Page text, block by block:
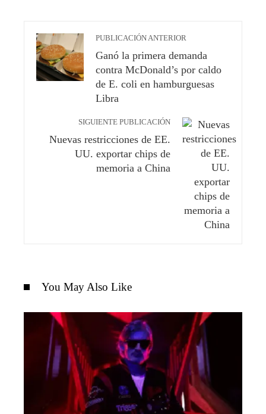
PUBLICACIÓN ANTERIOR
Ganó la primera demanda
contra McDonald’s por caldo
de E. coli en hamburguesas
Libra
SIGUIENTE PUBLICACIÓN
Nuevas restricciones de EE.
UU. exportar chips de
memoria a China
You May Also Like